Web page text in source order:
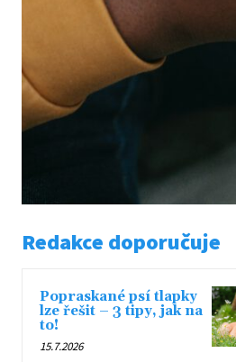
Redakce doporučuje
Popraskané psí tlapky
lze řešit – 3 tipy, jak na
to!
15.7.2026